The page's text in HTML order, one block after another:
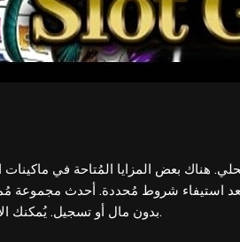
بعض المزايا المُتاحة في ماكينات
بدون مال أو تسجيل. يُمكنك الاستمتاع بلعبة تحكم، أو لعبة أركيد حماسية، أو دورات مجانية مع مُضاعف.